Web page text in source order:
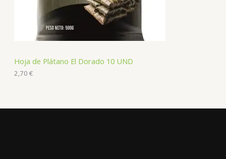
Hoja de Plátano El Dorado 10 UND
2,70 €